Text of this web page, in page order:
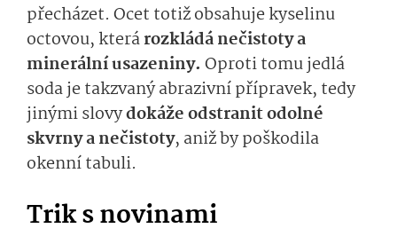
přecházet. Ocet totiž obsahuje kyselinu
octovou, kterározkládá nečistoty a
minerální usazeniny. Oproti tomu jedlá
soda je takzvaný abrazivní přípravek, tedy
jinými slovydokáže odstranit odolné
skvrny a nečistoty, aniž by poškodila
okenní tabuli.
Trik s novinami